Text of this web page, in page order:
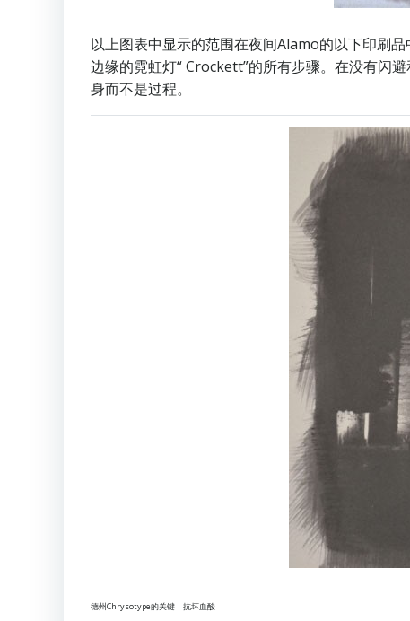
以上图表中显示的范围在夜间Alamo的以下印刷
边缘的霓虹灯“ Crockett”的所有步骤。在没有闪
身而不是过程。
德州Chrysotype的关键：抗坏血酸